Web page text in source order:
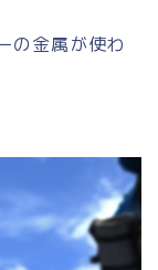
の金属が使わ